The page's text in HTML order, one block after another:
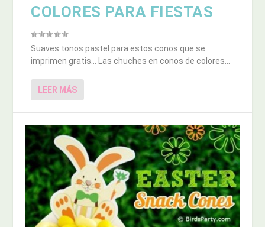
COLORES PARA FIESTAS
Suaves tonos pastel para estos conos que se
imprimen gratis… Las chuches en conos de colores...
LEER MÁS